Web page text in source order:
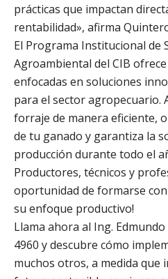
prácticas que impactan
rentabilidad», afirma
El Programa Institucional de
Agroambiental del CIB
enfocadas en soluciones
para el sector agropecuario.
forraje de manera eficiente,
de tu ganado y garantiza la
producción durante todo el
Productores, técnicos y
oportunidad de formarse
su enfoque productivo!
Llama ahora al Ing.
4960 y descubre cómo
muchos otros, a medida que